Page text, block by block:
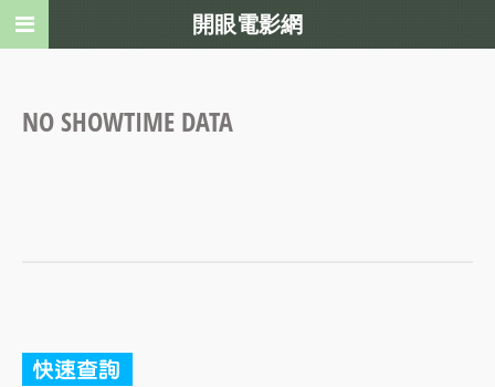
NO SHOWTIME DATA
開眼電影網